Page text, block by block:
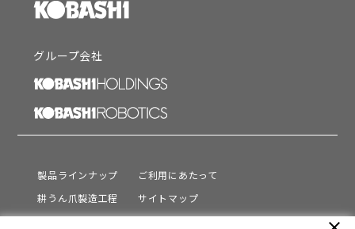
グループ会社
製品ラインナップ
耕うん爪製造工程
サポート
ご利用にあたって
サイトマップ
プライバシーポリシー